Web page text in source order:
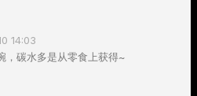
14:03
，碳水多是从零食上获得~